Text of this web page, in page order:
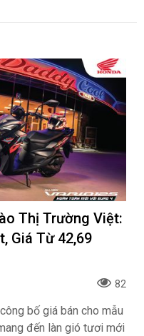
Thị Trường Việt:
Giá Từ 42,69
82
bố giá bán cho mẫu
đến làn gió tươi mới